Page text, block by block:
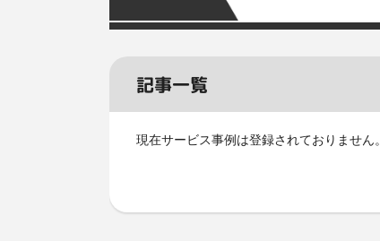
記事一覧
現在サービス事例は登録されておりません。